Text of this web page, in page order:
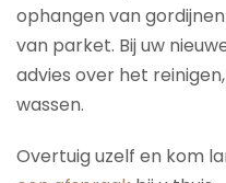
ophangen van
van parket. Bij uw
advies over het
wassen.
Overtuig uzelf en kom